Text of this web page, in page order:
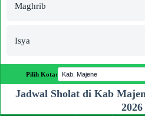
Maghrib
Isya
Pilih Kota:
Jadwal Sholat di Kab
2026